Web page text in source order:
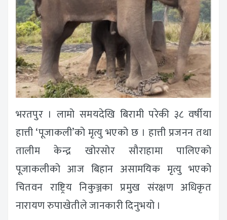
भरतपुर । लामो समयदेखि बिरामी परेकी ३८ वर्षीया
हात्ती ‘पूजाकली’को मृत्यु भएको छ । हात्ती प्रजनन तथा
तालीम केन्द्र खोरसोर सौराहामा पालिएको
पूजाकलीको आज बिहान असामयिक मृत्यु भएको
चितवन राष्ट्रिय निकुञ्जका प्रमुख संरक्षण अधिकृत
नारायण रुपाखेतीले जानकारी दिनुभयो ।